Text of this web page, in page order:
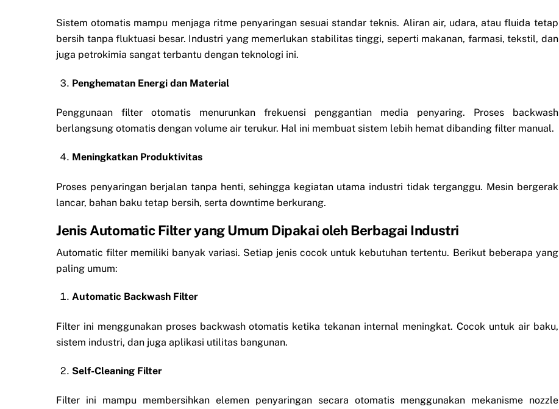
Sistem otomatis mampu menjaga ritme penyaringan sesuai standar teknis. Aliran air, udara, atau fluida tetap
bersih tanpa fluktuasi besar. Industri yang memerlukan stabilitas tinggi, seperti makanan, farmasi, tekstil, dan
juga petrokimia sangat terbantu dengan teknologi ini.
Penghematan Energi dan Material
Penggunaan filter otomatis menurunkan frekuensi penggantian media penyaring. Proses backwash
berlangsung otomatis dengan volume air terukur. Hal ini membuat sistem lebih hemat dibanding filter manual.
Meningkatkan Produktivitas
Proses penyaringan berjalan tanpa henti, sehingga kegiatan utama industri tidak terganggu. Mesin bergerak
lancar, bahan baku tetap bersih, serta downtime berkurang.
Jenis Automatic Filter yang Umum Dipakai oleh Berbagai Industri
Automatic filter memiliki banyak variasi. Setiap jenis cocok untuk kebutuhan tertentu. Berikut beberapa yang
paling umum:
Automatic Backwash Filter
Filter ini menggunakan proses backwash otomatis ketika tekanan internal meningkat. Cocok untuk air baku,
sistem industri, dan juga aplikasi utilitas bangunan.
Self-Cleaning Filter
Filter ini mampu membersihkan elemen penyaringan secara otomatis menggunakan mekanisme nozzle